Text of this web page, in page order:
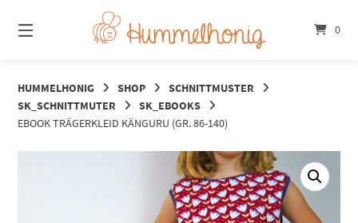
zum
Inhalt
0
HUMMELHONIG SHOP
SCHNITTMUSTER
SK_SCHNITTMUTER
SK_EBOOKS
EBOOK TRÄGERKLEID KÄNGURU (GR. 86-140)